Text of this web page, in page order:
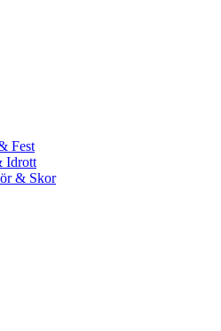
Fest
Idrott
& Skor